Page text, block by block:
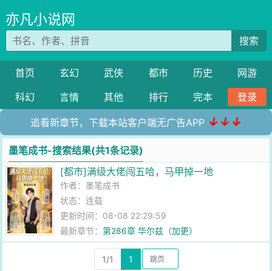
亦凡小说网
搜索
首页 玄幻 武侠 都市 历史
网游
科幻
言情 其他 排行 完本 登录
追看新章节，下载本站客户端无广告APP ↓↓↓
墨笔成书-搜索结果(共1条记录)
[都市]满级大佬闯五哈，马甲掉一地
作者： 墨笔成书
状态：连载
更新时间：08-08 22:29:59
最新章节：第286章 华尔兹（加更）
1/1 1